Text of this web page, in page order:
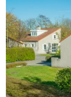
Kop
van
Schouwen
-
Veere
-
Nature
Oranjezon
-
Oostkapelle
-